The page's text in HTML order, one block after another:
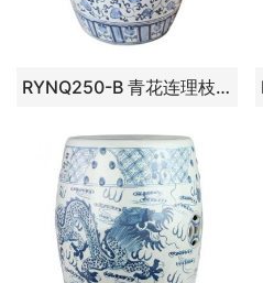
RYNQ250-B 青花连理枝陶瓷瓷凳摆件